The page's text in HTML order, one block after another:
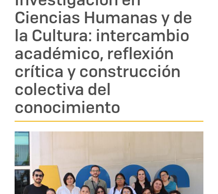
Ciencias Humanas y de
la Cultura: intercambio
académico, reflexión
crítica y construcción
colectiva del
conocimiento